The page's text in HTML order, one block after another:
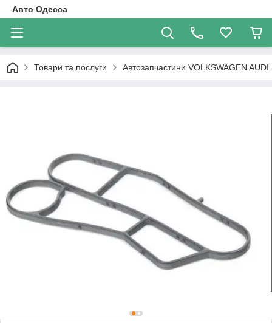
Авто Одесса
Товари та послуги Автозапчастини VOLKSWAGEN AUDI